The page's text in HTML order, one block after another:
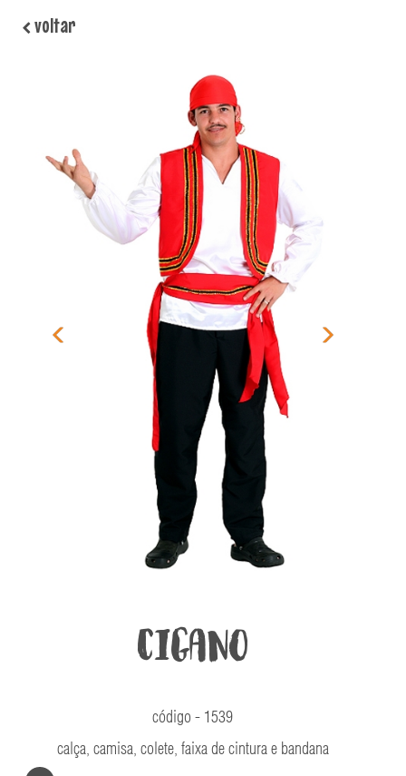
voltar
Cigano
código - 1539
calça, camisa, colete, faixa de cintura e bandana